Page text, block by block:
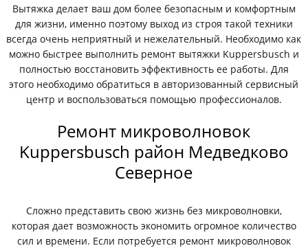
Вытяжка делает ваш дом более безопасным и комфортным
для жизни, именно поэтому выход из строя такой техники
всегда очень неприятный и нежелательный. Необходимо как
можно быстрее выполнить ремонт вытяжки Kuppersbusch и
полностью восстановить эффективность ее работы. Для
этого необходимо обратиться в авторизованный сервисный
центр и воспользоваться помощью профессионалов.
Ремонт микроволновок
Kuppersbusch район Медведково
Северное
Сложно представить свою жизнь без микроволновки,
которая дает возможность экономить огромное количество
сил и времени. Если потребуется ремонт микроволновок